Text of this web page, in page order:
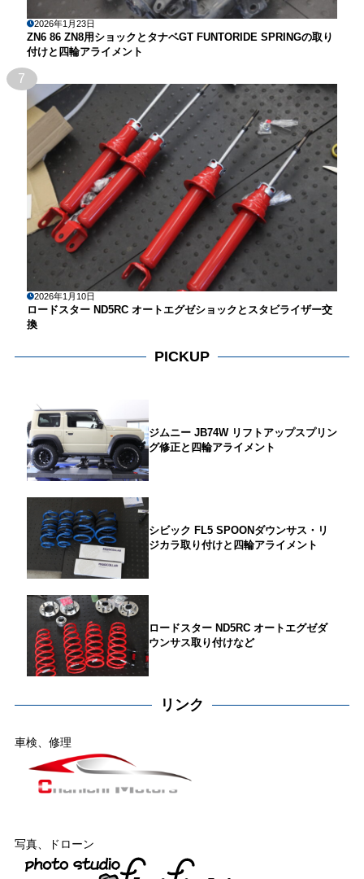
2026年1月23日
ZN6 86 ZN8用ショックとタナベGT FUNTORIDE SPRINGの取り
付けと四輪アライメント
7
2026年1月10日
ロードスター ND5RC オートエグゼショックとスタビライザー交
換
PICKUP
ジムニー JB74W リフトアップスプリン
グ修正と四輪アライメント
シビック FL5 SPOONダウンサス・リ
ジカラ取り付けと四輪アライメント
ロードスター ND5RC オートエグゼダ
ウンサス取り付けなど
リンク
車検、修理
写真、ドローン